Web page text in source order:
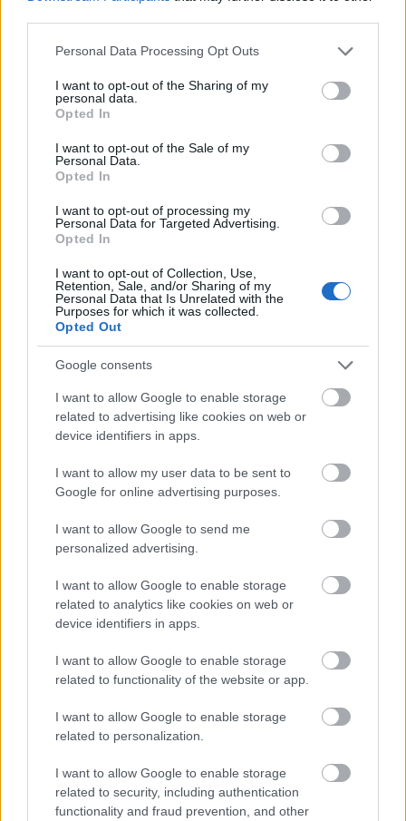
Please note that this website/app uses one or more Google
not limited to your visit or usage behaviour. You may click to
grant or deny consent to Google and its third-party tags to
use your data for below specified purposes in below Google
consent section.
Personal Data Processing Opt Outs
I want to opt-out of the Sharing of my
personal data.
Opted In
I want to opt-out of the Sale of my
Personal Data.
Opted In
I want to opt-out of processing my
Personal Data for Targeted Advertising.
Opted In
I want to opt-out of Collection, Use,
Retention, Sale, and/or Sharing of my
Personal Data that Is Unrelated with the
Purposes for which it was collected.
Opted Out
Google consents
I want to allow Google to enable storage
related to advertising like cookies on web or
device identifiers in apps.
I want to allow my user data to be sent to
Google for online advertising purposes.
I want to allow Google to send me
personalized advertising.
I want to allow Google to enable storage
related to analytics like cookies on web or
device identifiers in apps.
I want to allow Google to enable storage
related to functionality of the website or app.
I want to allow Google to enable storage
related to personalization.
I want to allow Google to enable storage
related to security, including authentication
functionality and fraud prevention, and other
13. mayo 2024 PorJesus Gallo|
La jornada 36 de LaLiga arranca este martes a las 19:30 horas.
nueva fecha del campeonato.
Leer más »
14. febrero 2024 PorJesus Gallo |
Si necesitas un jugador barato para completar tu alineación de la jornada
25 de Comunio, te presentamos cinco opciones 'low cost' que pueden ser
titulares o tener minutos por menos de 1 millón de euros.